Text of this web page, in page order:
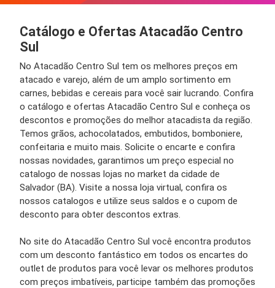
Catálogo e Ofertas Atacadão Centro
Sul
No Atacadão Centro Sul tem os melhores preços em
atacado e varejo, além de um amplo sortimento em
carnes, bebidas e cereais para você sair lucrando. Confira
o catálogo e ofertas Atacadão Centro Sul e conheça os
descontos e promoções do melhor atacadista da região.
Temos grãos, achocolatados, embutidos, bomboniere,
confeitaria e muito mais. Solicite o encarte e confira
nossas novidades, garantimos um preço especial no
catalogo de nossas lojas no market da cidade de
Salvador (BA). Visite a nossa loja virtual, confira os
nossos catalogos e utilize seus saldos e o cupom de
desconto para obter descontos extras.
No site do Atacadão Centro Sul você encontra produtos
com um desconto fantástico em todos os encartes do
outlet de produtos para você levar os melhores produtos
com preços imbatíveis, participe também das promoções